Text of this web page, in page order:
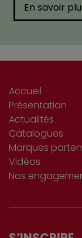
En savoir
Accueil
Présentation
Actualités
Catalogues
Marques
Vidéos
Nos